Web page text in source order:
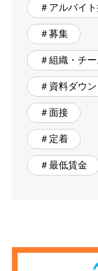
＃アルバイト
＃募集
＃組織・チ
＃資料ダウ
＃面接
＃定着
＃最低賃金